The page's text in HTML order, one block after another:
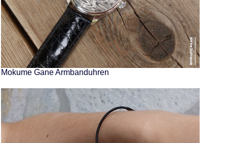
Mokume Gane Armbanduhren